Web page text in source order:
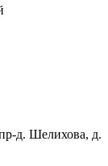
д. Шелихова, д.